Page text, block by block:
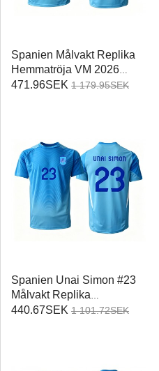
Spanien Målvakt Replika
Hemmatröja VM 2026
Långärmad
471.96SEK 1 179.95SEK
Spanien Unai Simon #23
Målvakt Replika
Hemmatröja VM 2026
440.67SEK 1 101.72SEK